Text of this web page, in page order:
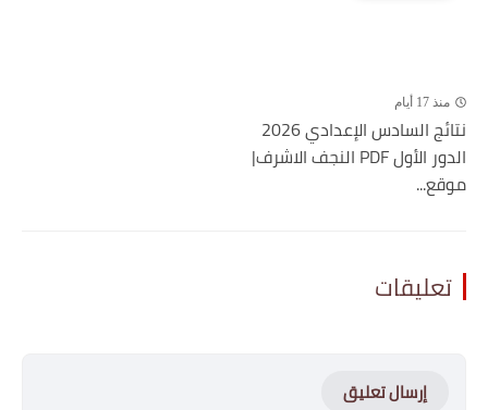
منذ 17 أيام
نتائج السادس الإعدادي 2026
الدور الأول PDF النجف الاشرف|
موقع...
تعليقات
إرسال تعليق